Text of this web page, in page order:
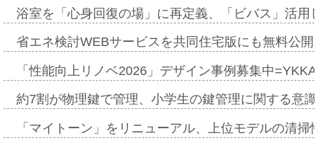
浴室を「心身回復の場」に再定義、「ビバス」活
省エネ検討WEBサービスを共同住宅版にも無料公
「性能向上リノベ2026」デザイン事例募集中
約7割が物理鍵で管理、小学生の鍵管理に関する意
「マイトーン」をリニューアル、上位モデルの清